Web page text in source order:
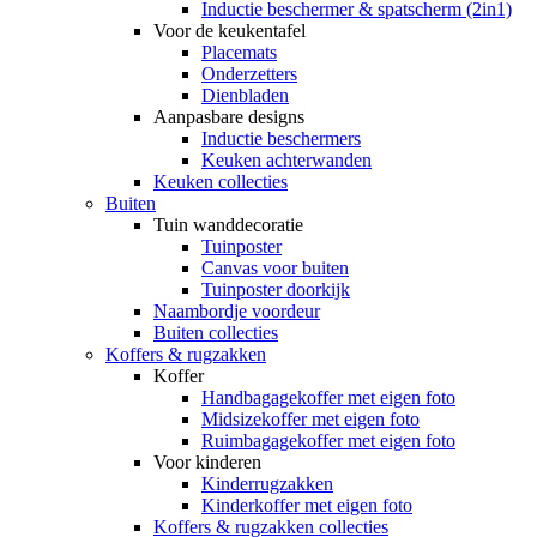
Inductie beschermer & spatscherm (2in1)
Voor de keukentafel
Placemats
Onderzetters
Dienbladen
Aanpasbare designs
Inductie beschermers
Keuken achterwanden
Keuken collecties
Buiten
Tuin wanddecoratie
Tuinposter
Canvas voor buiten
Tuinposter doorkijk
Naambordje voordeur
Buiten collecties
Koffers & rugzakken
Koffer
Handbagagekoffer met eigen foto
Midsizekoffer met eigen foto
Ruimbagagekoffer met eigen foto
Voor kinderen
Kinderrugzakken
Kinderkoffer met eigen foto
Koffers & rugzakken collecties